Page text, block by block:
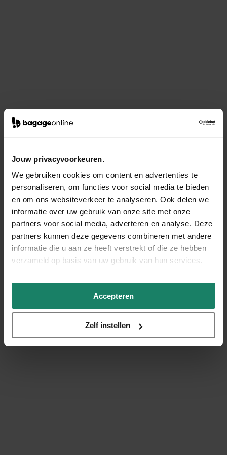
Jouw privacyvoorkeuren.
We gebruiken cookies om content en advertenties te
personaliseren, om functies voor social media te bieden
en om ons websiteverkeer te analyseren. Ook delen we
informatie over uw gebruik van onze site met onze
partners voor social media, adverteren en analyse. Deze
partners kunnen deze gegevens combineren met andere
informatie die u aan ze heeft verstrekt of die ze hebben
verzameld op basis van uw gebruik van hun services.
Accepteren
Zelf instellen